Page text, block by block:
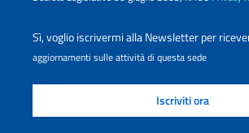
Sì, voglio iscrivermi alla Newsletter per
aggiornamenti sulle attività di questa sede